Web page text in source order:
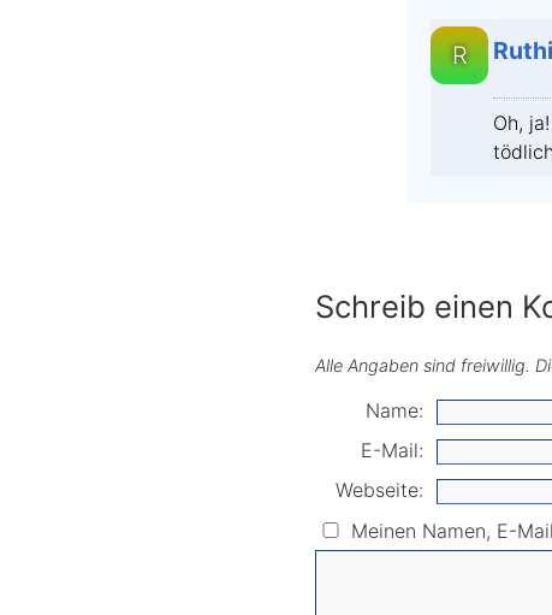
R
Oh,
Schreib einen
Alle Angaben sind freiwillig.
Name:
E-Mail:
Webseite:
Meinen Namen, E-